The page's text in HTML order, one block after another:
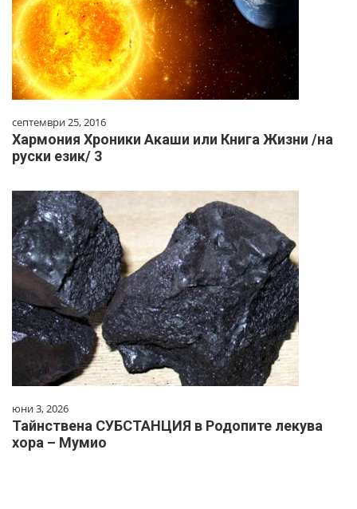
септември 25, 2016
Хармония Хроники Акаши или Книга Жизни /на
руски език/ 3
юни 3, 2026
Тайнствена СУБСТАНЦИЯ в Родопите лекува
хора – Мумио